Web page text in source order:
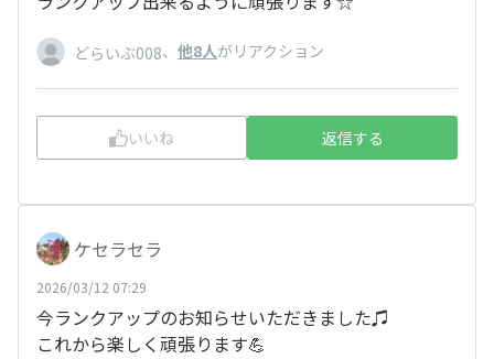
どらいぶ008、 他8人がリアクション
いいね 返信する
ケセラセラ
2026/03/12 07:29
今ランクアップのお知らせいただきました♫
これから楽しく頑張ります💪